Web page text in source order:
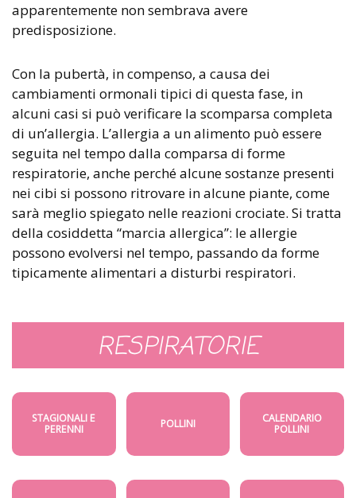
apparentemente non sembrava avere
predisposizione.
Con la pubertà, in compenso, a causa dei
cambiamenti ormonali tipici di questa fase, in
alcuni casi si può verificare la scomparsa completa
di un’allergia. L’allergia a un alimento può essere
seguita nel tempo dalla comparsa di forme
respiratorie, anche perché alcune sostanze presenti
nei cibi si possono ritrovare in alcune piante, come
sarà meglio spiegato nelle reazioni crociate. Si tratta
della cosiddetta “marcia allergica”: le allergie
possono evolversi nel tempo, passando da forme
tipicamente alimentari a disturbi respiratori.
RESPIRATORIE
STAGIONALI E
PERENNI
POLLINI
CALENDARIO
POLLINI